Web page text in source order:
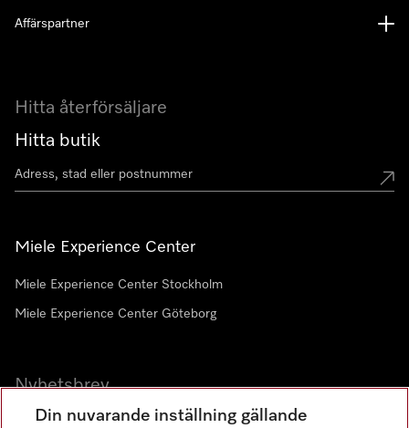
Hitta återförsäljare
Hitta butik
Miele Experience Center
Miele Experience Center Stockholm
Miele Experience Center Göteborg
Nyhetsbrev
Gå med i vår gemenskap
Affärspartner
Din nuvarande inställning gällande